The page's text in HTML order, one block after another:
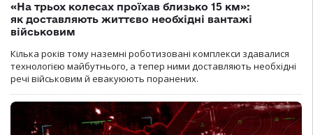
«На трьох колесах проїхав близько 15 км»:
як доставляють життєво необхідні вантажі
військовим
Кілька років тому наземні роботизовані комплекси здавалися
технологією майбутнього, а тепер ними доставляють необхідні
речі військовим й евакуюють поранених.